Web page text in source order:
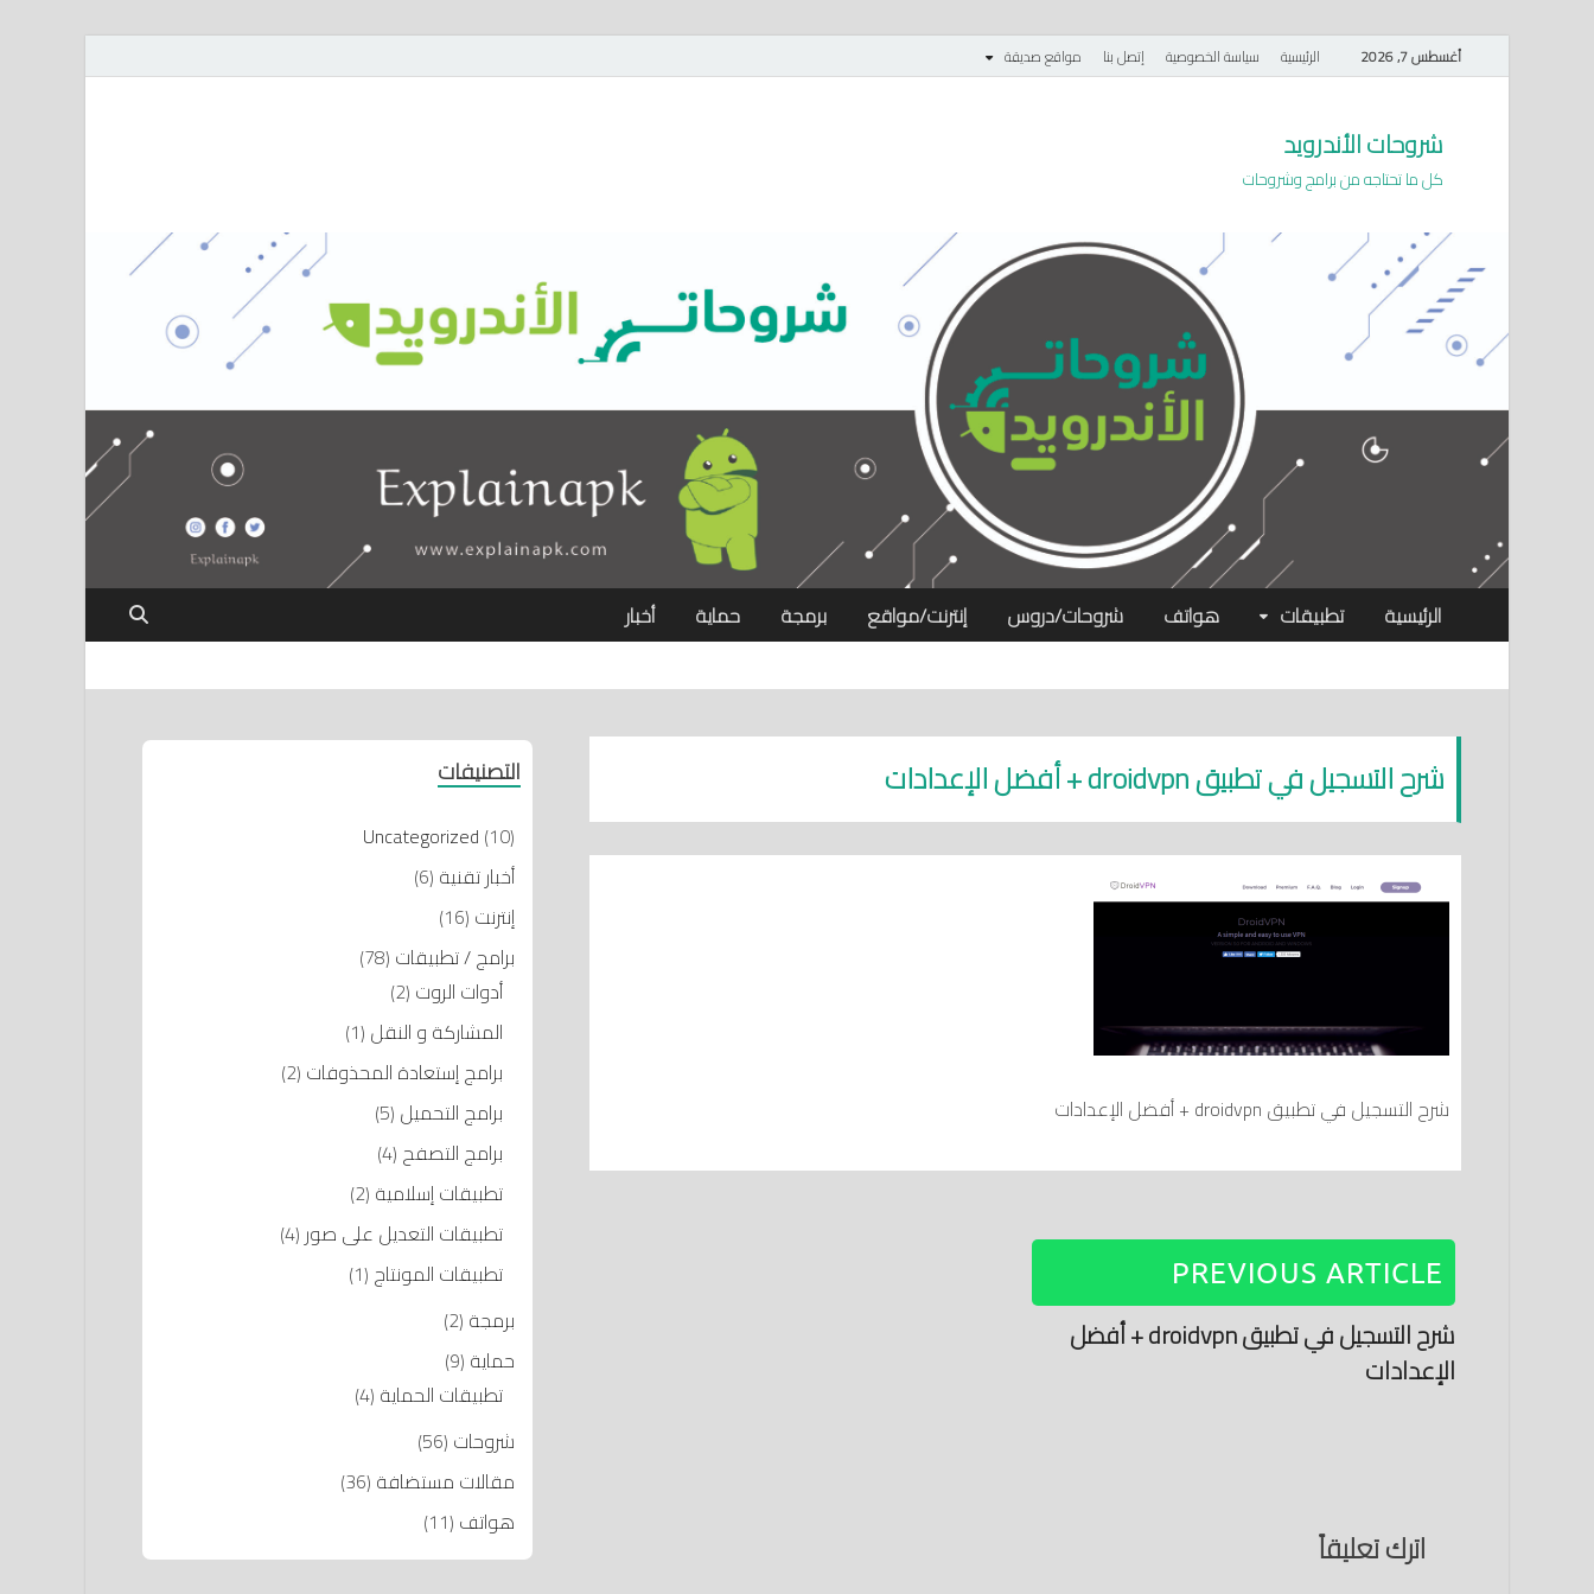
أغسطس 7, 2026 الرئيسية سياسة الخصوصية إتصل بنا مواقع صديقة
شروحات الأندرويد
كل ما تحتاجه من برامج وشروحات
الرئيسية تطبيقات هواتف شروحات/دروس إنترنت/مواقع برمجة حماية أخبار
شرح التسجيل في تطبيق droidvpn + أفضل الإعدادات
شرح التسجيل في تطبيق droidvpn + أفضل الإعدادات
PREVIOUS ARTICLE
شرح التسجيل في تطبيق droidvpn + أفضل
الإعدادات
اترك تعليقاً
التصنيفات
Uncategorized (10)
أخبار تقنية (6)
إنترنت (16)
برامج / تطبيقات (78)
أدوات الروت (2)
المشاركة و النقل (1)
برامج إستعادة المحذوفات (2)
برامج التحميل (5)
برامج التصفح (4)
تطبيقات إسلامية (2)
تطبيقات التعديل على صور (4)
تطبيقات المونتاج (1)
برمجة (2)
حماية (9)
تطبيقات الحماية (4)
شروحات (56)
مقالات مستضافة (36)
هواتف (11)